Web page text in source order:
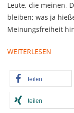
Leute, die meinen,
bleiben; was ja
Meinungsfreiheit
WEITERLESEN
teilen
teilen